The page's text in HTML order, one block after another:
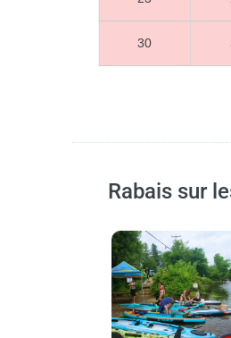
30
Rabais sur